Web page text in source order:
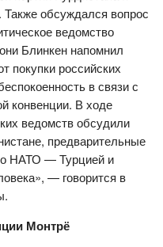
Также обсуждался вопрос
ведомство
Блинкен напомнил
покупки российских
в связи с
конвенции. В ходе
ведомств обсудили
предварительные
НАТО — Турцией и
— говорится в
Монтрё